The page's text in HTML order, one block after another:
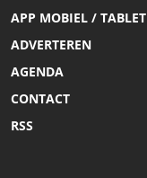
APP MOBIEL / TABLET
ADVERTEREN
AGENDA
CONTACT
RSS